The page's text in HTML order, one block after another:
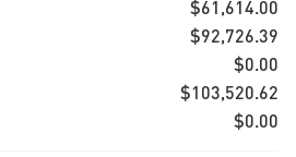
$61,614.00
$92,726.39
$0.00
$103,520.62
$0.00